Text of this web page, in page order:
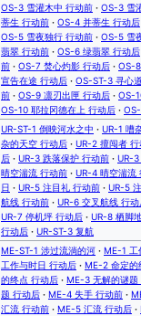
OS-3 雪灌木中 行动前 · OS-3 雪
蒂生 行动前 · OS-4 并蒂生 行动后
OS-5 雪夜独行 行动前 · OS-5 雪
翡翠 行动前 · OS-6 绿翡翠 行动后
前 · OS-7 焚心灼影 行动后 · OS-
宣告在途 行动后 · OS-ST-3 寻心
前 · OS-9 凛刃出匣 行动后 · OS-
OS-10 耶拉冈德在上 行动后 ·
UR-ST-1 倒映河水之中 · UR-1 嘈
杂的天空 行动后 · UR-2 擅闯者 行
后 · UR-3 跌落保护 行动前 · UR-3
晴空湍流 行动前 · UR-4 晴空湍流
日 · UR-5 注目礼 行动前 · UR-5
航线 行动前 · UR-6 交叉航线 行动
UR-7 停机坪 行动后 · UR-8 栖脚
行动后 · UR-ST-3 复航
ME-ST-1 涉过流淌的河 · ME-1 工
工作与时日 行动后 · ME-2 命定的
的终点 行动后 · ME-3 无解的谜题
题 行动后 · ME-4 失手 行动前 ·
汇流 行动前 · ME-5 汇流 行动后 ·